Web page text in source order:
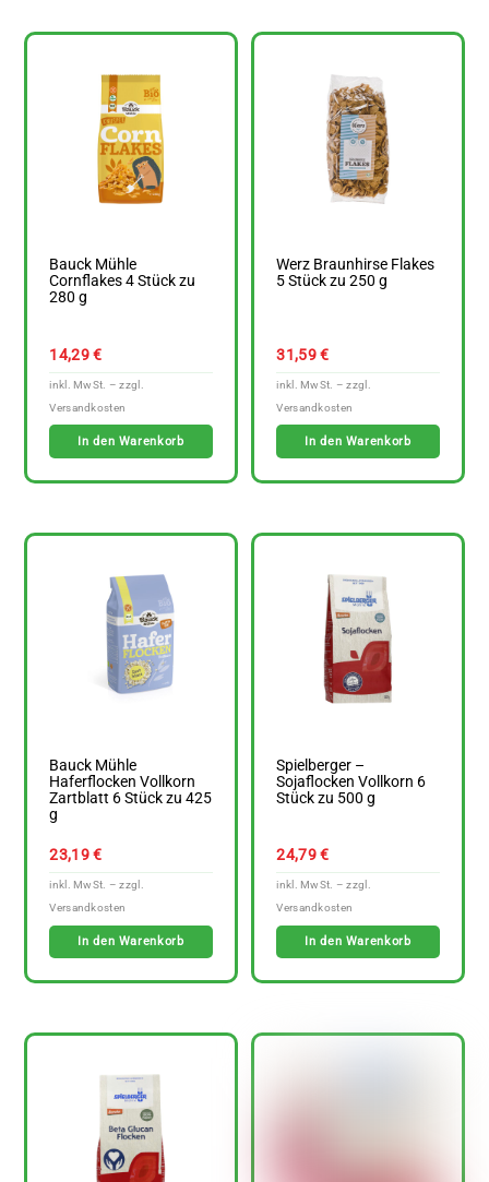
Bauck Mühle
Cornflakes 4 Stück zu
280 g
14,29€
In den Warenkorb
Werz Braunhirse Flakes
5 Stück zu 250 g
31,59€
In den Warenkorb
Bauck Mühle
Haferflocken Vollkorn
Zartblatt 6 Stück zu 425
g
23,19€
In den Warenkorb
Spielberger –
Sojaflocken Vollkorn 6
Stück zu 500 g
24,79€
In den Warenkorb